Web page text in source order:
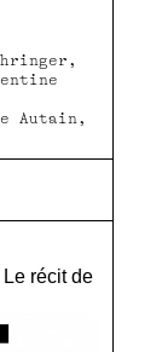
Autain,
récit de